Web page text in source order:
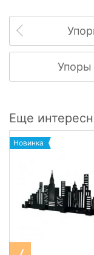
Упоры
Еще
Новинка